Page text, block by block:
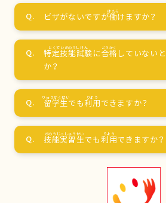
ビザがないですが働けますか？
特定技能試験に合格 していないと
か？
留学生でも利用 できますか？
技能実習生でも利用できますか？